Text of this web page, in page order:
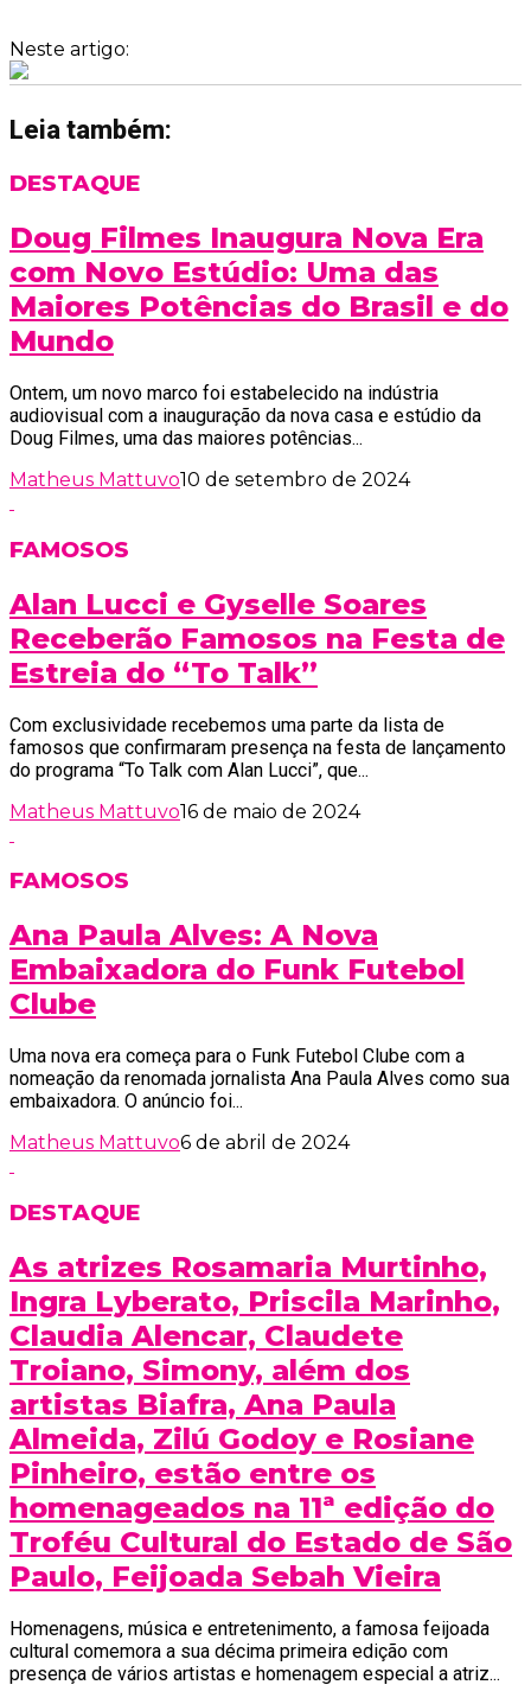
Neste artigo:
Leia também:
DESTAQUE
Doug Filmes Inaugura Nova Era
com Novo Estúdio: Uma das
Maiores Potências do Brasil e do
Mundo
Ontem, um novo marco foi estabelecido na indústria
audiovisual com a inauguração da nova casa e estúdio da
Doug Filmes, uma das maiores potências...
Matheus Mattuvo10 de setembro de 2024
FAMOSOS
Alan Lucci e Gyselle Soares
Receberão Famosos na Festa de
Estreia do “To Talk”
Com exclusividade recebemos uma parte da lista de
famosos que confirmaram presença na festa de lançamento
do programa “To Talk com Alan Lucci”, que...
Matheus Mattuvo16 de maio de 2024
FAMOSOS
Ana Paula Alves: A Nova
Embaixadora do Funk Futebol
Clube
Uma nova era começa para o Funk Futebol Clube com a
nomeação da renomada jornalista Ana Paula Alves como sua
embaixadora. O anúncio foi...
Matheus Mattuvo6 de abril de 2024
DESTAQUE
As atrizes Rosamaria Murtinho,
Ingra Lyberato, Priscila Marinho,
Claudia Alencar, Claudete
Troiano, Simony, além dos
artistas Biafra, Ana Paula
Almeida, Zilú Godoy e Rosiane
Pinheiro, estão entre os
homenageados na 11ª edição do
Troféu Cultural do Estado de São
Paulo, Feijoada Sebah Vieira
Homenagens, música e entretenimento, a famosa feijoada
cultural comemora a sua décima primeira edição com
presença de vários artistas e homenagem especial a atriz...